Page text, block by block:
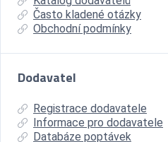
Často kladené otázky
Obchodní podmínky
Dodavatel
Registrace dodavatele
Informace pro dodavatele
Databáze poptávek